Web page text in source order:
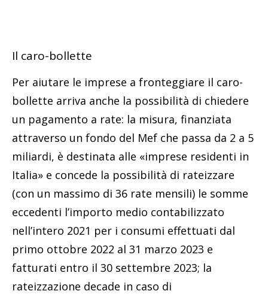
Il caro-bollette
Per aiutare le imprese a fronteggiare il caro-
bollette arriva anche la possibilità di chiedere
un pagamento a rate: la misura, finanziata
attraverso un fondo del Mef che passa da 2 a 5
miliardi, è destinata alle «imprese residenti in
Italia» e concede la possibilità di rateizzare
(con un massimo di 36 rate mensili) le somme
eccedenti l’importo medio contabilizzato
nell’intero 2021 per i consumi effettuati dal
primo ottobre 2022 al 31 marzo 2023 e
fatturati entro il 30 settembre 2023; la
rateizzazione decade in caso di